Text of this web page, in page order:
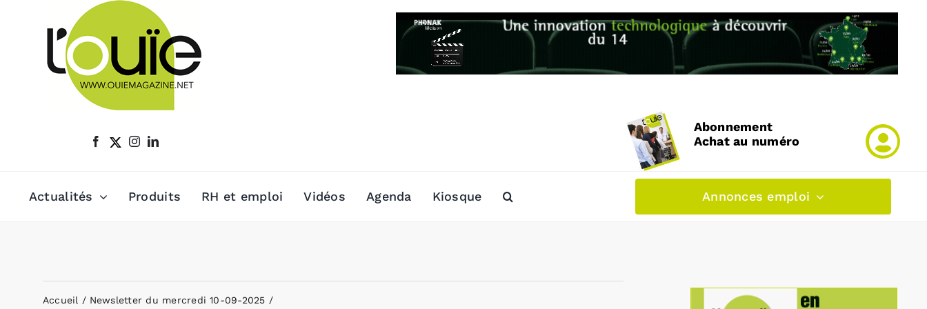
Abonnement
Achat au numéro
Actualités Produits RH et emploi Vidéos Agenda Kiosque Annonces emploi
Accueil Newsletter du mercredi 10-09-2025